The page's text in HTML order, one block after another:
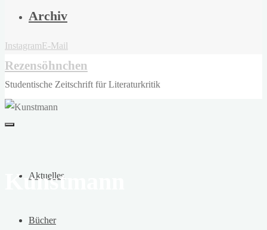
Archiv
InstagramE-Mail
Rezensöhnchen
Studentische Zeitschrift für Literaturkritik
Aktuelles
Bücher
Kunstmann